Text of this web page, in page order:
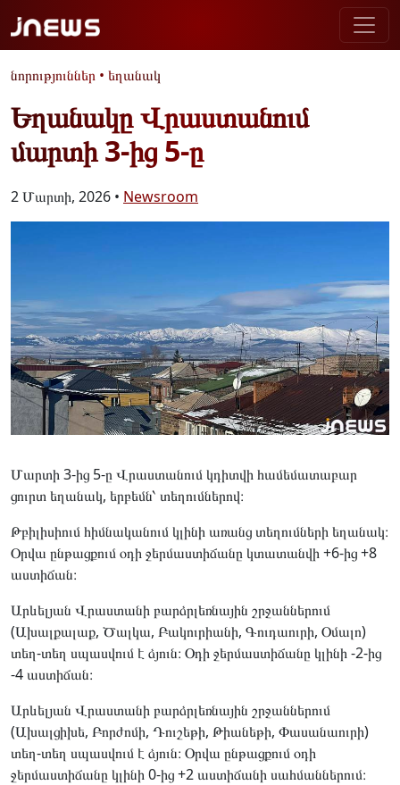
նորություններ • եղանակ
Եղանակը Վրաստանում
մարտի 3-ից 5-ը
2 Մարտի, 2026 • Newsroom
Մարտի 3-ից 5-ը Վրաստանում կդիտվի համեմատաբար
ցուրտ եղանակ, երբեմն՝ տեղումներով։
Թբիլիսիում հիմնականում կլինի առանց տեղումների եղանակ։
Օրվա ընթացքում օդի ջերմաստիճանը կտատանվի +6-ից +8
աստիճան։
Արևելյան Վրաստանի բարձրլեռնային շրջաններում
(Ախալքալաք, Ծալկա, Բակուրիանի, Գուդաուրի, Օմալո)
տեղ-տեղ սպասվում է ձյուն։ Օդի ջերմաստիճանը կլինի -2-ից
-4 աստիճան։
Արևելյան Վրաստանի բարձրլեռնային շրջաններում
(Ախալցիխե, Բորժոմի, Դուշեթի, Թիանեթի, Փասանաուրի)
տեղ-տեղ սպասվում է ձյուն։ Օրվա ընթացքում օդի
ջերմաստիճանը կլինի 0-ից +2 աստիճանի սահմաններում։